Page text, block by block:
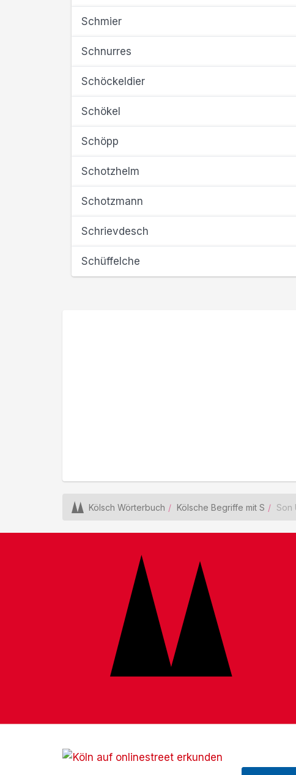
Schmier
Schnurres
Schöckeldier
Schökel
Schöpp
Schotzhelm
Schotzmann
Schrievdesch
Schüffelche
Kölsch Wörterbuch Kölsche Begriffe mit S Son